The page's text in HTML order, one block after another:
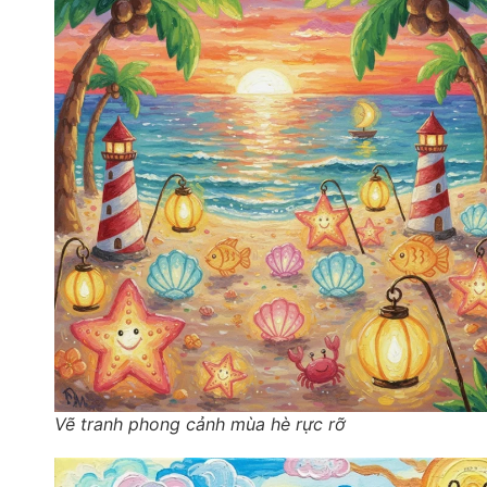
Vẽ tranh phong cảnh mùa hè rực rỡ